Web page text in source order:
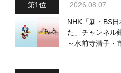
2026.08.07
NHK「新・BS
た」チャンネ
～水前寺清子・